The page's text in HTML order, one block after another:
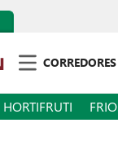
CORREDORES
HORTIFRUTI